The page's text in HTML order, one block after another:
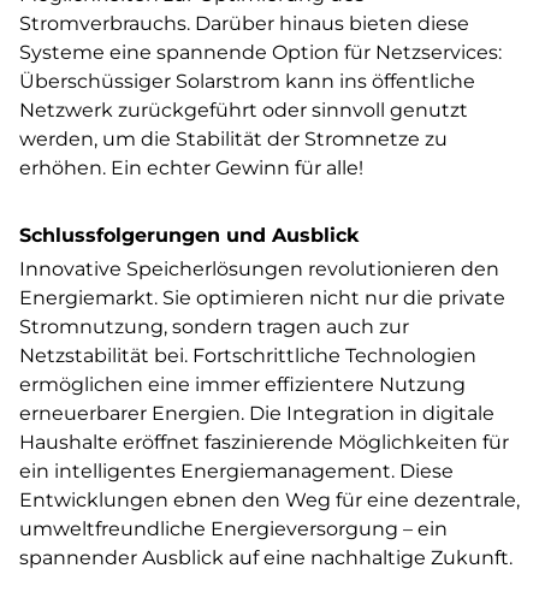
Stromverbrauchs. Darüber hinaus bieten diese
Systeme eine spannende Option für Netzservices:
Überschüssiger Solarstrom kann ins öffentliche
Netzwerk zurückgeführt oder sinnvoll genutzt
werden, um die Stabilität der Stromnetze zu
erhöhen. Ein echter Gewinn für alle!
Schlussfolgerungen und Ausblick
Innovative Speicherlösungen revolutionieren den
Energiemarkt. Sie optimieren nicht nur die private
Stromnutzung, sondern tragen auch zur
Netzstabilität bei. Fortschrittliche Technologien
ermöglichen eine immer effizientere Nutzung
erneuerbarer Energien. Die Integration in digitale
Haushalte eröffnet faszinierende Möglichkeiten für
ein intelligentes Energiemanagement. Diese
Entwicklungen ebnen den Weg für eine dezentrale,
umweltfreundliche Energieversorgung – ein
spannender Ausblick auf eine nachhaltige Zukunft.